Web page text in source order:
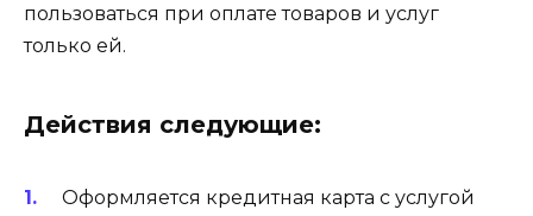
пользоваться при оплате товаров и услуг
только ей.
Действия следующие:
Оформляется кредитная карта с услугой